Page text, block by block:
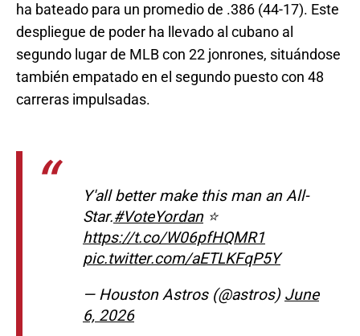
ha bateado para un promedio de .386 (44-17). Este
despliegue de poder ha llevado al cubano al
segundo lugar de MLB con 22 jonrones, situándose
también empatado en el segundo puesto con 48
carreras impulsadas.
Y'all better make this man an All-
Star.#VoteYordan⭐️
https://t.co/W06pfHQMR1
pic.twitter.com/aETLKFqP5Y
— Houston Astros (@astros) June
6, 2026